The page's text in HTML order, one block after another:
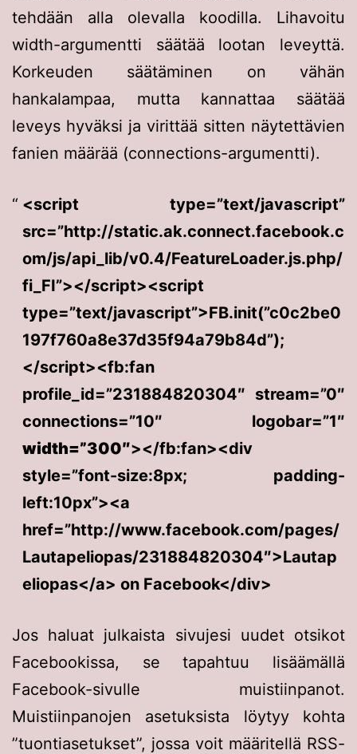
tehdään alla olevalla koodilla. Lihavoitu
width-argumentti säätää lootan leveyttä.
Korkeuden säätäminen on vähän
hankalampaa, mutta kannattaa säätää
leveys hyväksi ja virittää sitten näytettävien
fanien määrää (connections-argumentti).
<script type=”text/javascript”
src=”http://static.ak.connect.facebook.c
om/js/api_lib/v0.4/FeatureLoader.js.php/
fi_FI”></script><script
type=”text/javascript”>FB.init(”c0c2be0
197f760a8e37d35f94a79b84d”);
</script><fb:fan
profile_id=”231884820304″ stream=”0″
connections=”10″ logobar=”1″
width=”300″></fb:fan><div
style=”font-size:8px; padding-
left:10px”><a
href=”http://www.facebook.com/pages/
Lautapeliopas/231884820304″>Lautap
eliopas</a> on Facebook</div>
Jos haluat julkaista sivujesi uudet otsikot
Facebookissa, se tapahtuu lisäämällä
Facebook-sivulle muistiinpanot.
Muistiinpanojen asetuksista löytyy kohta
”tuontiasetukset”, jossa voit määritellä RSS-